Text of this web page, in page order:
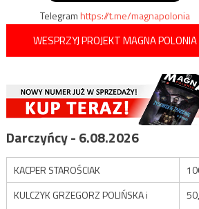
Telegramhttps://t.me/magnapolonia
WESPRZYJ PROJEKT MAGNA POLONIA
Darczyńcy - 6.08.2026
KACPER STAROŚCIAK
KULCZYK GRZEGORZ POLIŃSKA i